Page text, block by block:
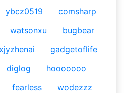
ybcz0519
comsharp
watsonxu
bugbear
xjyzhenai
gadgetoflife
diglog
hooooooo
fearless
wodezzz